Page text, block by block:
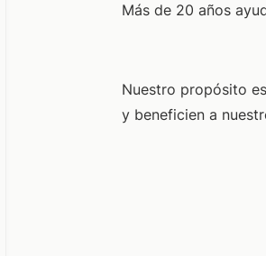
Más de 20 años
Nuestro propósito
y beneficien a